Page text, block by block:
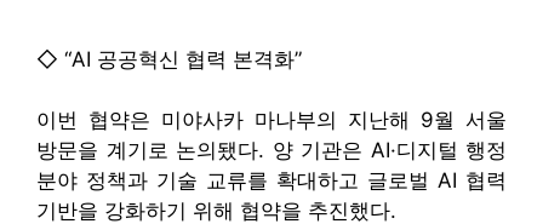
◇ “AI 공공혁신 협력 본격화”
이번 협약은 미야사카 마나부의 지난해 9월 서울
방문을 계기로 논의됐다. 양 기관은 AI·디지털 행정
분야 정책과 기술 교류를 확대하고 글로벌 AI 협력
기반을 강화하기 위해 협약을 추진했다.